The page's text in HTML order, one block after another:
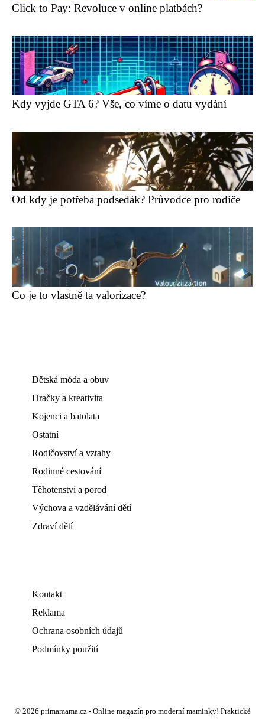
Click to Pay: Revoluce v online platbách?
Kdy vyjde GTA 6? Vše, co víme o datu vydání
Od kdy je potřeba podsedák? Průvodce pro rodiče
Co je to vlastně ta valorizace?
Dětská móda a obuv
Hračky a kreativita
Kojenci a batolata
Ostatní
Rodičovství a vztahy
Rodinné cestování
Těhotenství a porod
Výchova a vzdělávání dětí
Zdraví dětí
Kontakt
Reklama
Ochrana osobních údajů
Podmínky použití
© 2026 primamama.cz - Online magazín pro moderní maminky! Praktické